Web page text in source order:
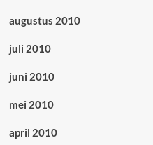
augustus 2010
juli 2010
juni 2010
mei 2010
april 2010